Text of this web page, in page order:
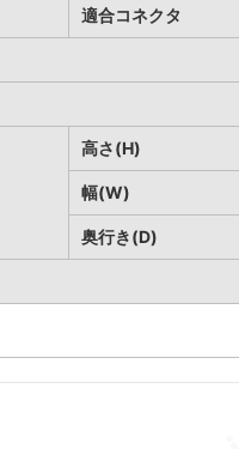
適合コネクタ
高さ(H)
幅(W)
奥行き(D)